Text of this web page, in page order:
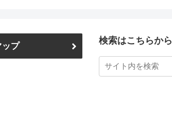
ップ
検索はこちらから